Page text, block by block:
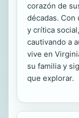
corazón de
décadas. Con
y crítica
cautivando a
vive en
su familia y
que explorar.